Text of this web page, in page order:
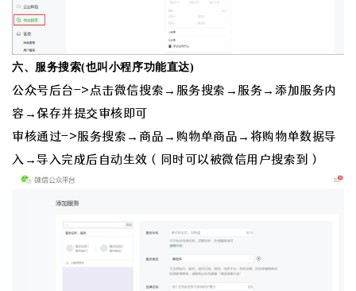
六、服务搜索(也叫小程序功能直达)
公众号后台->点击微信搜索→服务搜索→服务→添加服务内
容→保存并提交审核即可
审核通过->服务搜索→商品→购物单商品→将购物单数据导
入→导入完成后自动生效（同时可以被微信用户搜索到）